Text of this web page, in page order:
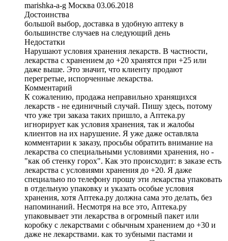
marishka-a-g Москва 03.06.2018
Достоинства
большой выбор, доставка в удобную аптеку в
большинстве случаев на следующий день
Недостатки
Нарушают условия хранения лекарств. В частности,
лекарства с хранением до +20 хранятся при +25 или
даже выше. Это значит, что клиенту продают
перегретые, испорченные лекарства.
Комментарий
К сожалению, продажа неправильно хранящихся
лекарств - не единичный случай. Пишу здесь, потому
что уже три заказа таких пришло, а Аптека.ру
игнорирует как условия хранения, так и жалобы
клиентов на их нарушение. Я уже даже оставляла
комментарии к заказу, просьбы обратить внимание на
лекарства со специальными условиями хранения, но -
"как об стенку горох". Как это происходит: в заказе есть
лекарства с условиями хранения до +20. Я даже
специально по телефону прошу эти лекарства упаковать
в отдельную упаковку и указать особые условия
хранения, хотя Аптека.ру должна сама это делать, без
напоминаний. Несмотря на все это, Аптека.ру
упаковывает эти лекарства в огромный пакет или
коробку с лекарствами с обычным хранением до +30 и
даже не лекарствами. как то зубными пастами и